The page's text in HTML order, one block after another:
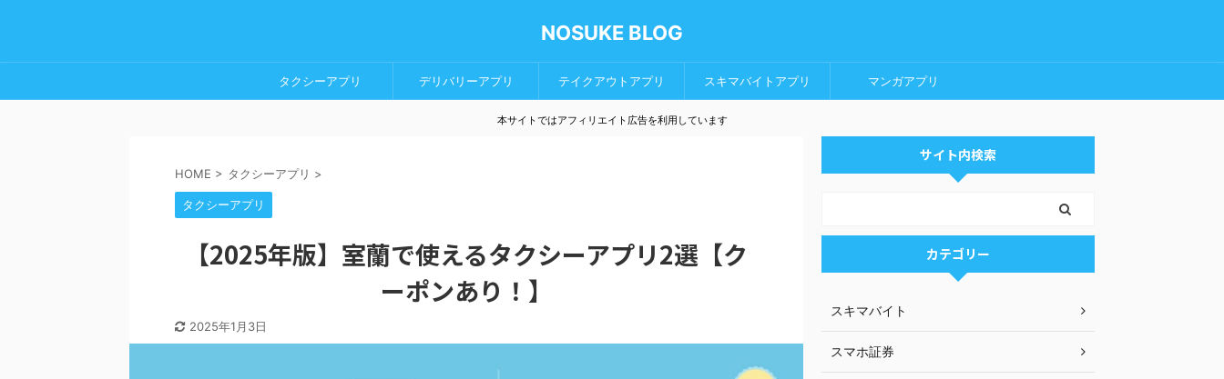
NOSUKE BLOG
タクシーアプリ デリバリーアプリ テイクアウトアプリ スキマバイトアプリ マンガアプリ
本サイトではアフィリエイト広告を利用しています
HOME > タクシーアプリ >
タクシーアプリ
【2025年版】室蘭で使えるタクシーアプリ2選【ク
ーポンあり！】
2025年1月3日
サイト内検索
カテゴリー
スキマバイト
スマホ証券